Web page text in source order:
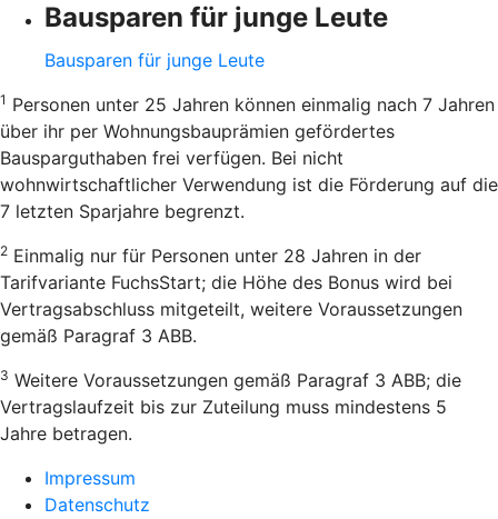
Bausparen für junge Leute
Bausparen für junge Leute
1 Personen unter 25 Jahren können einmalig nach 7 Jahren
über ihr per Wohnungsbauprämien gefördertes
Bausparguthaben frei verfügen. Bei nicht
wohnwirtschaftlicher Verwendung ist die Förderung auf die
7 letzten Sparjahre begrenzt.
2 Einmalig nur für Personen unter 28 Jahren in der
Tarifvariante FuchsStart; die Höhe des Bonus wird bei
Vertragsabschluss mitgeteilt, weitere Voraussetzungen
gemäß Paragraf 3 ABB.
3 Weitere Voraussetzungen gemäß Paragraf 3 ABB; die
Vertragslaufzeit bis zur Zuteilung muss mindestens 5
Jahre betragen.
Impressum
Datenschutz